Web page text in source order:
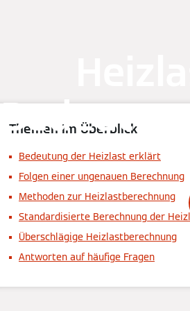
Themen im Überblick
Bedeutung der Heizlast erklärt
Folgen einer ungenauen Berechnung
Methoden zur Heizlastberechnung
Standardisierte Berechnung der
Überschlägige Heizlastberechnung
Antworten auf häufige Fragen